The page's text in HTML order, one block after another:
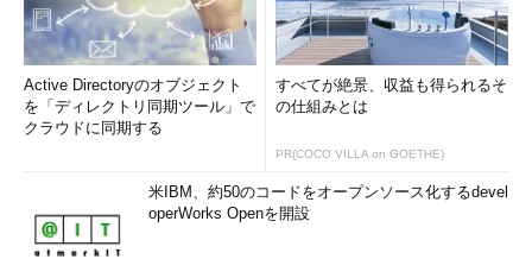
Active Directoryのオブジェクト
を「ディレクトリ同期ツール」で
クラウドに同期する
すべてが絶景、収益も得られるそ
の仕組みとは
PR(COCO VILLA on GOETHE)
米IBM、約50のコードをオープンソース化するdevel
operWorks Openを開設